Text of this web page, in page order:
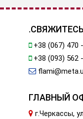
+38 (067) 470
+38 (093) 562
ГЛАВНЫЙ
г.Черкассы,